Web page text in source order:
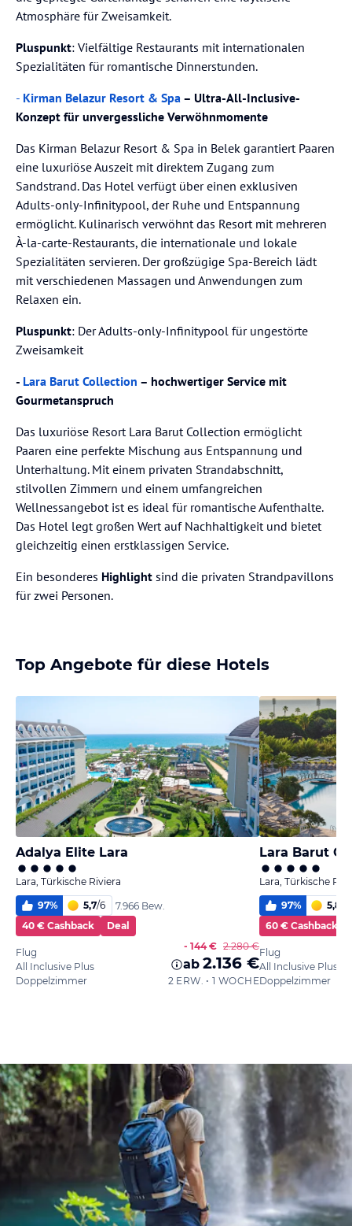
Atmosphäre für Zweisamkeit.
Pluspunkt: Vielfältige Restaurants mit internationalen
Spezialitäten für romantische Dinnerstunden.
- Kirman Belazur Resort & Spa – Ultra-All-Inclusive-
Konzept für unvergessliche Verwöhnmomente
Das Kirman Belazur Resort & Spa in Belek garantiert Paaren
eine luxuriöse Auszeit mit direktem Zugang zum
Sandstrand. Das Hotel verfügt über einen exklusiven
Adults-only-Infinitypool, der Ruhe und Entspannung
ermöglicht. Kulinarisch verwöhnt das Resort mit mehreren
À-la-carte-Restaurants, die internationale und lokale
Spezialitäten servieren. Der großzügige Spa-Bereich lädt
mit verschiedenen Massagen und Anwendungen zum
Relaxen ein.
Pluspunkt: Der Adults-only-Infinitypool für ungestörte
Zweisamkeit
- Lara Barut Collection – hochwertiger Service mit
Gourmetanspruch
Das luxuriöse Resort Lara Barut Collection ermöglicht
Paaren eine perfekte Mischung aus Entspannung und
Unterhaltung. Mit einem privaten Strandabschnitt,
stilvollen Zimmern und einem umfangreichen
Wellnessangebot ist es ideal für romantische Aufenthalte.
Das Hotel legt großen Wert auf Nachhaltigkeit und bietet
gleichzeitig einen erstklassigen Service.
Ein besonderes Highlight sind die privaten Strandpavillons
für zwei Personen.
Top Angebote für diese Hotels
Adalya Elite Lara
Lara, Türkische Riviera
97% 5,7/6
7.966 Bew.
40 € Cashback
Deal
Flug
All Inclusive Plus
Doppelzimmer
- 144 € 2.280 €
ab 2.136 €
2 ERW. • 1 WOCHE
Lara Barut
Lara, Türkische
97% 5,8
60 € Cashback
Flug
All Inclusive Plus
Doppelzimmer